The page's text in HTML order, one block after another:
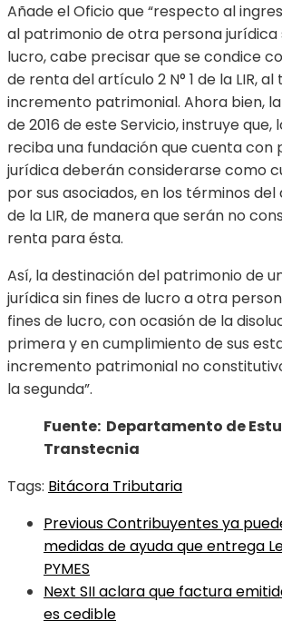
Añade el Oficio que “respecto al
al patrimonio de otra persona jurídica
lucro, cabe precisar que se condice
de renta del artículo 2 N° 1 de la LIR,
incremento patrimonial. Ahora bien,
de 2016 de este Servicio, instruye que,
reciba una fundación que cuenta con
jurídica deberán considerarse como
por sus asociados, en los términos del
de la LIR, de manera que serán no
renta para ésta.
Así, la destinación del patrimonio de
jurídica sin fines de lucro a otra
fines de lucro, con ocasión de la
primera y en cumplimiento de sus
incremento patrimonial no
la segunda”.
Fuente: Departamento de
Transtecnia
Tags: Bitácora Tributaria
PreviousContribuyentes ya
medidas de ayuda que entrega
PYMES
Next SII aclara que factura
es cedible